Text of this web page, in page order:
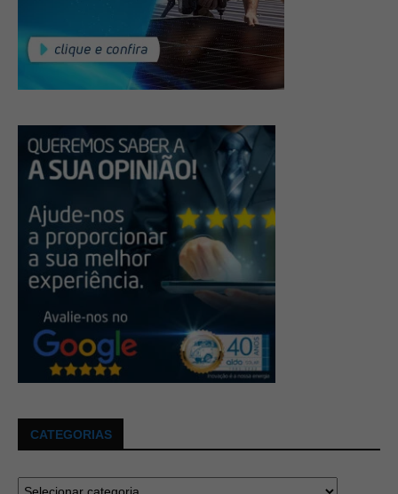
CATEGORIAS